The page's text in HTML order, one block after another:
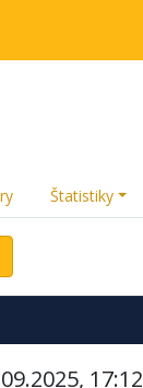
Štatistiky
17:12